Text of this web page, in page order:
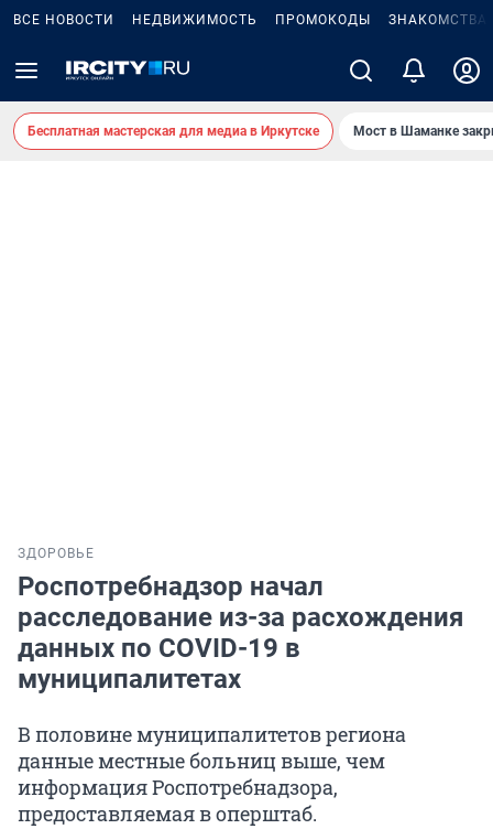
ВСЕ НОВОСТИ НЕДВИЖИМОСТЬ ПРОМОКОДЫ ЗНАКОМСТВА
Бесплатная мастерская для медиа в Иркутске Мост в Шаманке
ЗДОРОВЬЕ
Роспотребнадзор начал
расследование из-за расхождения
данных по COVID-19 в
муниципалитетах
В половине муниципалитетов региона
данные местные больниц выше, чем
информация Роспотребнадзора,
предоставляемая в оперштаб.